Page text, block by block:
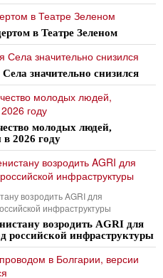
в Театре Зеленом
значительно снизился
молодых людей,
2026 году
возродить AGRI для
инфраструктуры
возродить AGRI для
российской инфраструктуры